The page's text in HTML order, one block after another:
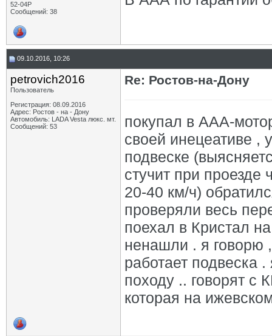
52-04P
Сообщений: 38
09.10.2016, 10:26
petrovich2016
Пользователь
Регистрация: 08.09.2016
Адрес: Ростов - на - Дону
Автомобиль: LADA Vesta люкс. мт.
Сообщений: 53
Re: Ростов-на-Дону
покупал в ААА-
своей инецеативе ,
подвеске
стучит при проезде
20-40 км/ч)
проверяли весь
поехал в Кристал
ненашли . я говорю
работает подвеска
походу .. говорят
которая на